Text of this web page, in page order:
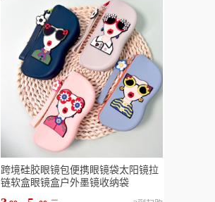
跨境硅胶眼镜包便携眼镜袋太阳镜拉
链软盒眼镜盒户外墨镜收纳袋